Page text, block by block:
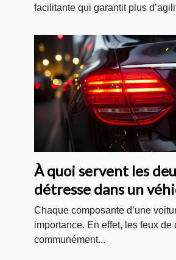
facilitante qui garantit plus
À quoi servent les
détresse dans un
Chaque composante d’une
importance. En effet, les feux de
communément...